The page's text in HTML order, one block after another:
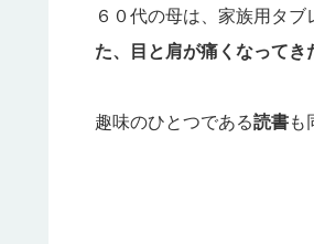
６０代の母は、家族用タ
た、目と肩が痛くなってき
趣味のひとつである読書も